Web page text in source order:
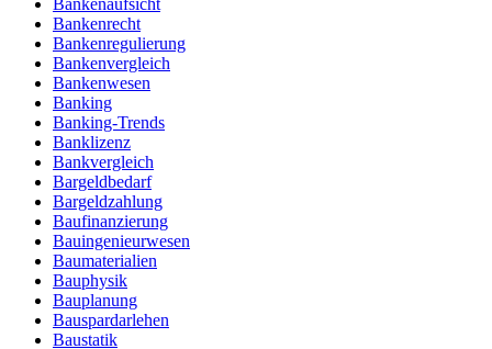
Bankenaufsicht
Bankenrecht
Bankenregulierung
Bankenvergleich
Bankenwesen
Banking
Banking-Trends
Banklizenz
Bankvergleich
Bargeldbedarf
Bargeldzahlung
Baufinanzierung
Bauingenieurwesen
Baumaterialien
Bauphysik
Bauplanung
Bauspardarlehen
Baustatik